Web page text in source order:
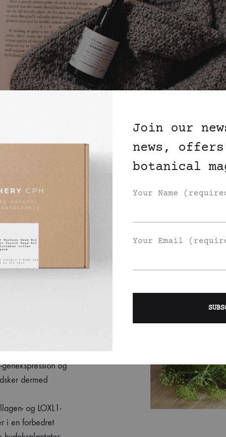
af brombær og
fald i produktionen
og
dermed
og LOXL1-
i en forbedret
Join our
news, offers
botanical
Your Name
Your Email